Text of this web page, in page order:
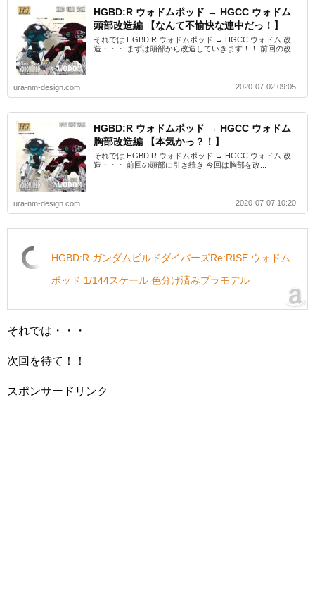
HGBD:R ウォドムポッド → HGCC ウォドム
頭部改造編 【なんて不愉快な連中だっ！】
それでは HGBD:R ウォドムポッド → HGCC ウォドム 改
造・・・ まずは頭部から改造していきます！！ 前回の改...
ura-nm-design.com 2020-07-02 09:05
HGBD:R ウォドムポッド → HGCC ウォドム
胸部改造編 【本気かっ？！】
それでは HGBD:R ウォドムポッド → HGCC ウォドム 改
造・・・ 前回の頭部に引き続き 今回は胸部を改...
ura-nm-design.com 2020-07-07 10:20
HGBD:R ガンダムビルドダイバーズRe:RISE ウォドム
ポッド 1/144スケール 色分け済みプラモデル
それでは・・・
次回を待て！！
スポンサードリンク